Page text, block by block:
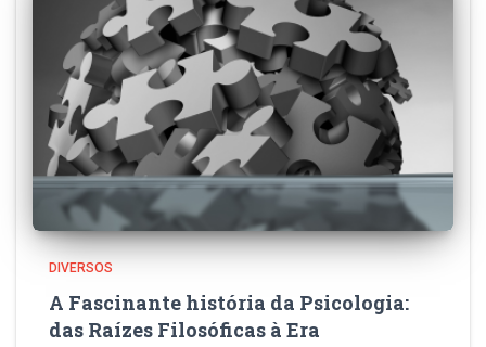
DIVERSOS
A Fascinante história da Psicologia:
das Raízes Filosóficas à Era